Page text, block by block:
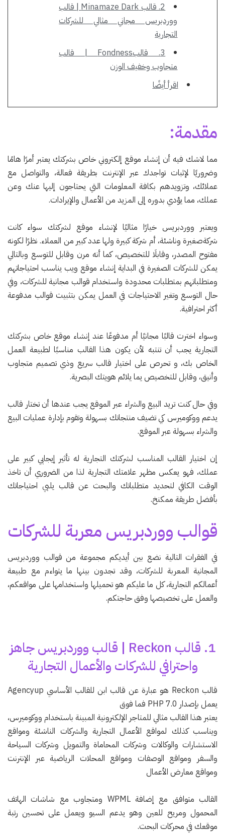
2. قالب Minamaze Dark | قالب
ووردبريس مجاني مثالي للشركات
التجارية
3. قالبFondness | قالب
متجاوب وخفيف الوزن
اقرأ أيضًا
مقدمة:
مما لاشك فيه أن إنشاء موقع إلكتروني خاص بشركتك يعتبر أمرًا هامًا
وضروريًا لإثبات تواجدك عبر الإنترنت بطريقة فعالة، والتواصل مع
عملائك، وتزويدهم بكافة المعلومات التي يحتاجون إليها عنك وعن
عملك، مما يؤدي بدوره إلى المزيد من الأعمال والإيرادات.
ويعتبر ووردبريس خيارًا مثاليًا لإنشاء موقع لشركتك سواء كانت
شركةصغيرة وناشئة، أم شركة كبيرة ولها عدد كبير من العملاء. نظرًا لكونه
مفتوح المصدر، وقابلَا للتخصيص، كما أنه مرن وقابل للتوسع وبالتالي
يمكن للشركات الصغيرة في البداية إنشاء موقع ويب يناسب احتياجاتهم
ومتطلباتهم بمتطلبات محدودة واستخدام قوالب مجانية للشركات، وفي
حال التوسع وتغير الاحتياجات في العمل يمكن بتثبيت قوالب مدفوعة
أكثر احترافية.
وسواء اخترت قالبًا مجانيًا أم مدفوعًا عند إنشاء موقع خاص بشركتك
التجارية يجب أن تنتبه لأن يكون هذا القالب مناسبًا لطبيعة العمل
الخاص بك، و تحرص على اختيار قالب سريع وذي تصميم متجاوب
وأنيق، وقابل للتخصيص يما يلائم هويتك البصرية.
وفي حال كنت تريد البيع والشراء عبر الموقع يجب عندها أن تختار قالب
يدعم ووكوميرس كي تضيف منتجاتك بسهولة وتقوم بإدارة عمليات البيع
والشراء بسهولة عبر الموقع.
إن اختيار القالب المناسب لشركتك التجارية له تأثير إيجابي كبير على
عملك، فهو يعكس مظهر علامتك التجارية لذا من الضروري أن تاخذ
الوقت الكافي لتحديد متطلباتك والبحث عن قالب يلبي احتياجاتك
بأفضل طريقة ممكنخ.
قوالب ووردبريس معربة للشركات
في الفقرات التالية نضع بين أيديكم مجموعة من قوالب ووردبريس
المجانية المعربة للشركات، وقد تجدون بينها ما يتواءم مع طبيعة
أعمالكم التجارية، كل ما عليكم هو تحميلها واستخدامها على مواقعكم،
والعمل على تخصيصها وفق حاجتكم.
1. قالب Reckon | قالب ووردبريس جاهز
واحترافي للشركات والأعمال التجارية
قالب Reckon هو عبارة عن قالب ابن للقالب الأساسي Agencyup
يعمل بإصدار PHP 7.0 فما فوق
يعتبر هذا القالب مثالي للمتاجر الإلكترونية المبينة باستخدام ووكوميرس،
ويناسب كذلك لمواقع الأعمال التجارية والشركات الناشئة ومواقع
الاستشارات والوكالات وشركات المحاماة والتمويل وشركات السياحة
والسفر ومواقع الوصفات ومواقع المحلات الرياضية عبر الإنترنت
ومواقع معارض الأعمال
القالب متوافق مع إضافة WPML ومتجاوب مع شاشات الهاتف
المحمول ومريح للعين وهو يدعم السيو ويعمل على تحسين رتبة
موقعك في محركات البحث.